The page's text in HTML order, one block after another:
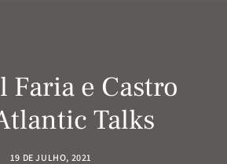
Faria e Castro
Talks
19 DE JULHO, 2021